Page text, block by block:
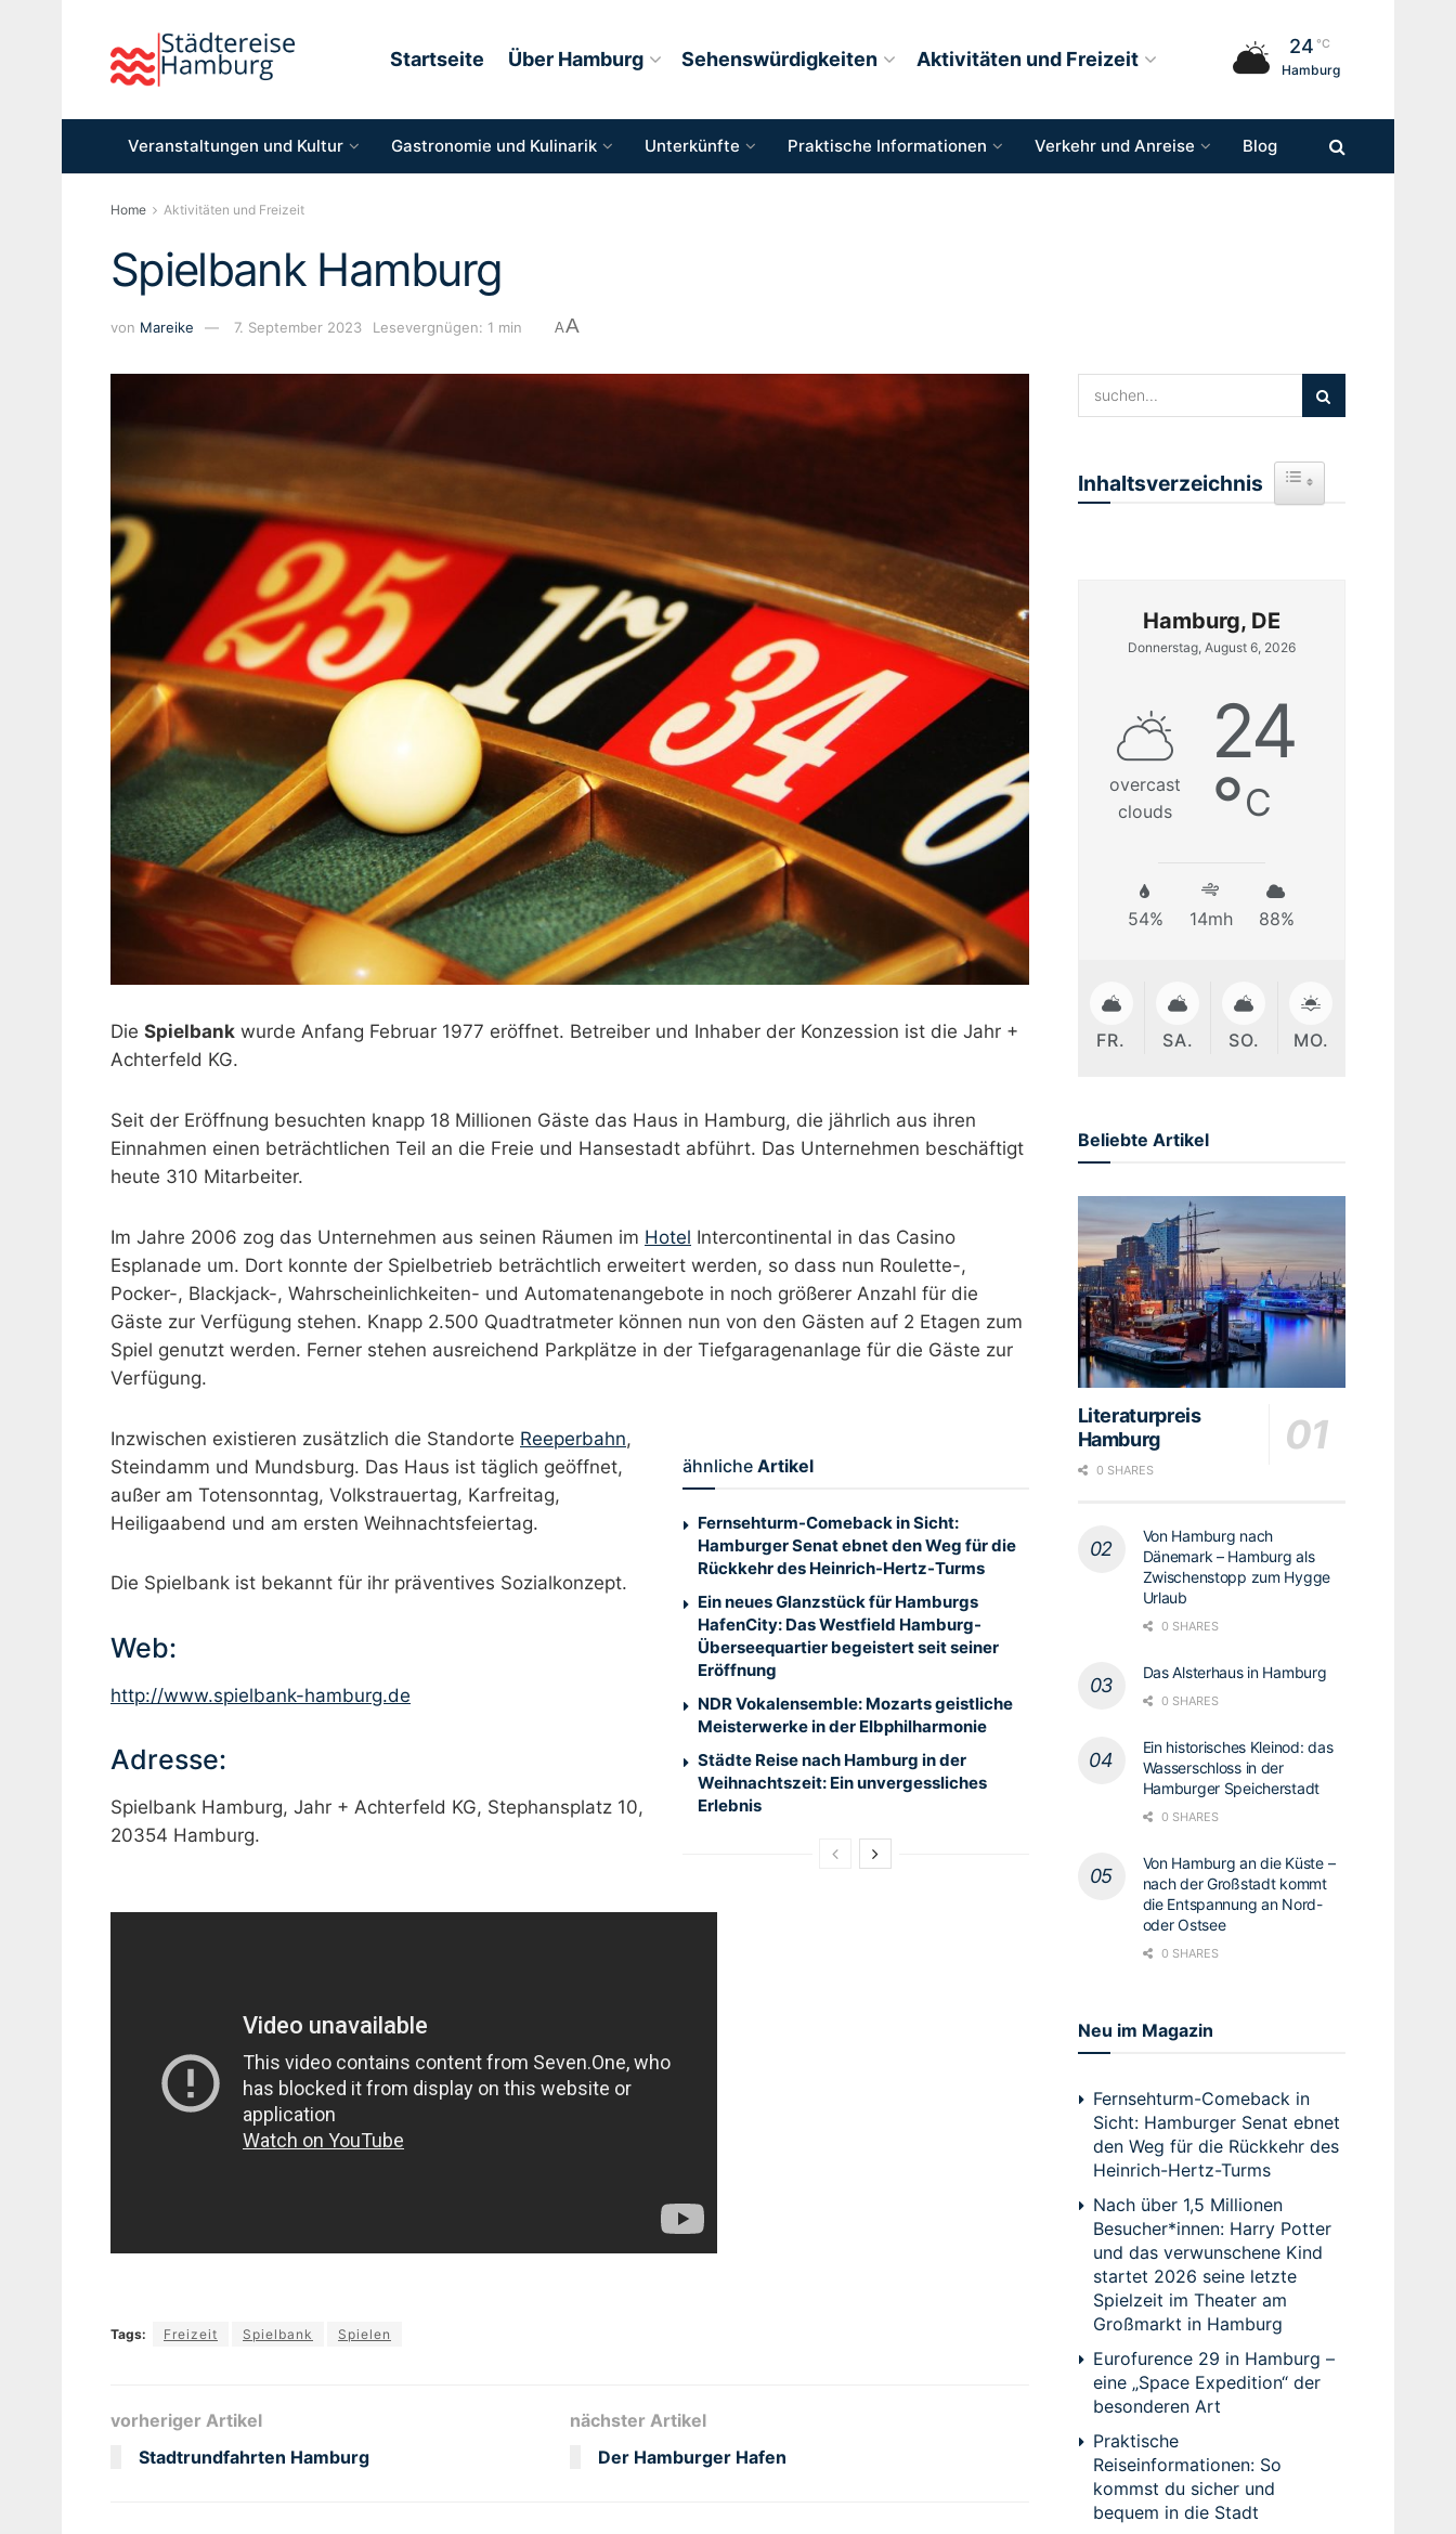
Startseite Über Hamburg Sehenswürdigkeiten Aktivitäten und Freizeit
24 °C
Hamburg
Veranstaltungen und Kultur Gastronomie und Kulinarik Unterkünfte Praktische Informationen Verkehr und Anreise Blog
Home Aktivitäten und Freizeit
Spielbank Hamburg
von Mareike 7. September 2023 Lesevergnügen: 1 min AA
Die Spielbank wurde Anfang Februar 1977 eröffnet. Betreiber und Inhaber der Konzession ist die Jahr +
Achterfeld KG.
Seit der Eröffnung besuchten knapp 18 Millionen Gäste das Haus in Hamburg, die jährlich aus ihren
Einnahmen einen beträchtlichen Teil an die Freie und Hansestadt abführt. Das Unternehmen beschäftigt
heute 310 Mitarbeiter.
Im Jahre 2006 zog das Unternehmen aus seinen Räumen im Hotel Intercontinental in das Casino
Esplanade um. Dort konnte der Spielbetrieb beträchtlich erweitert werden, so dass nun Roulette-,
Pocker-, Blackjack-, Wahrscheinlichkeiten- und Automatenangebote in noch größerer Anzahl für die
Gäste zur Verfügung stehen. Knapp 2.500 Quadtratmeter können nun von den Gästen auf 2 Etagen zum
Spiel genutzt werden. Ferner stehen ausreichend Parkplätze in der Tiefgaragenanlage für die Gäste zur
Verfügung.
ähnliche Artikel
Fernsehturm-Comeback in Sicht:
Hamburger Senat ebnet den Weg für die
Rückkehr des Heinrich-Hertz-Turms
Ein neues Glanzstück für Hamburgs
HafenCity: Das Westfield Hamburg-
Überseequartier begeistert seit seiner
Eröffnung
NDR Vokalensemble: Mozarts geistliche
Meisterwerke in der Elbphilharmonie
Städte Reise nach Hamburg in der
Weihnachtszeit: Ein unvergessliches
Erlebnis
Inzwischen existieren zusätzlich die Standorte Reeperbahn,
Steindamm und Mundsburg. Das Haus ist täglich geöffnet,
außer am Totensonntag, Volkstrauertag, Karfreitag,
Heiligaabend und am ersten Weihnachtsfeiertag.
Die Spielbank ist bekannt für ihr präventives Sozialkonzept.
Web:
http://www.spielbank-hamburg.de
Adresse:
Spielbank Hamburg, Jahr + Achterfeld KG, Stephansplatz 10,
20354 Hamburg.
Tags: Freizeit Spielbank Spielen
vorheriger Artikel
Stadtrundfahrten Hamburg
nächster Artikel
Der Hamburger Hafen
Inhaltsverzeichnis Toggle Table of Content
Hamburg, DE
Donnerstag, August 6, 2026
overcast
clouds
24
°C
54% 14mh 88%
FR. SA. SO. MO.
Beliebte Artikel
Literaturpreis
Hamburg
0 SHARES
Von Hamburg nach
Dänemark – Hamburg als
Zwischenstopp zum Hygge
Urlaub
0 SHARES
Das Alsterhaus in Hamburg
0 SHARES
Ein historisches Kleinod: das
Wasserschloss in der
Hamburger Speicherstadt
0 SHARES
Von Hamburg an die Küste –
nach der Großstadt kommt
die Entspannung an Nord-
oder Ostsee
0 SHARES
Neu im Magazin
Fernsehturm-Comeback in
Sicht: Hamburger Senat ebnet
den Weg für die Rückkehr des
Heinrich-Hertz-Turms
Nach über 1,5 Millionen
Besucher*innen: Harry Potter
und das verwunschene Kind
startet 2026 seine letzte
Spielzeit im Theater am
Großmarkt in Hamburg
Eurofurence 29 in Hamburg –
eine „Space Expedition“ der
besonderen Art
Praktische
Reiseinformationen: So
kommst du sicher und
bequem in die Stadt